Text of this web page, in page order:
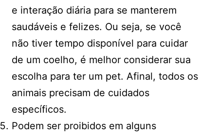
e interação diária para se manterem
saudáveis e felizes. Ou seja, se você
não tiver tempo disponível para cuidar
de um coelho, é melhor considerar sua
escolha para ter um pet. Afinal, todos os
animais precisam de cuidados
específicos.
Podem ser proibidos em alguns